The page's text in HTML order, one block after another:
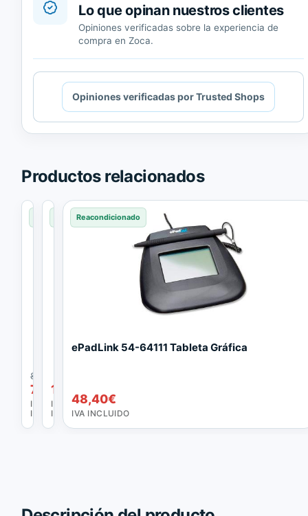
Lo que opinan nuestros clientes
Opiniones verificadas sobre la experiencia de
compra en Zoca.
Cargando
contenido
de
Trusted
Opiniones verificadas por Trusted Shops
Productos relacionados
Reacondicionado
b
l
e
t
a
87,12
original
era:
87,12€.
79,86
precio
actual
es:
IVA
INCLUIDO
Reacondicionado
l
e
t
a
169,40
IVA
INCLUIDO
Reacondicionado
ePadLink 54-64111 Tableta Gráfica
48,40€
IVA INCLUIDO